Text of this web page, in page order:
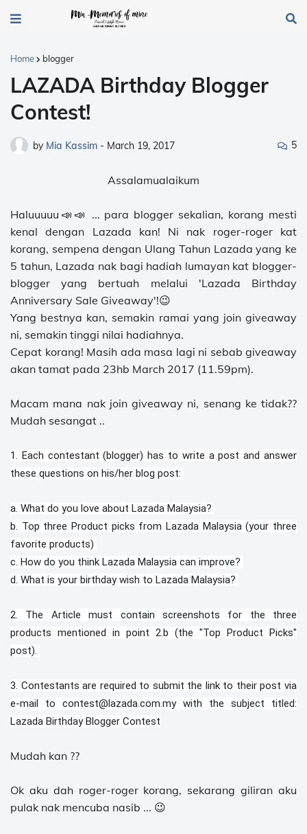
Home blogger
LAZADA Birthday Blogger
Contest!
by Mia Kassim - March 19, 2017 5
Assalamualaikum
Haluuuuu📣📣 ... para blogger sekalian, korang mesti
kenal dengan Lazada kan! Ni nak roger-roger kat
korang, sempena dengan Ulang Tahun Lazada yang ke
5 tahun, Lazada nak bagi hadiah lumayan kat blogger-
blogger yang bertuah melalui 'Lazada Birthday
Anniversary Sale Giveaway'!😉
Yang bestnya kan, semakin ramai yang join giveaway
ni, semakin tinggi nilai hadiahnya.
Cepat korang! Masih ada masa lagi ni sebab giveaway
akan tamat pada 23hb March 2017 (11.59pm).
Macam mana nak join giveaway ni, senang ke tidak??
Mudah sesangat ..
1. Each contestant (blogger) has to write a post and answer
these questions on his/her blog post:
a. What do you love about Lazada Malaysia?
b. Top three Product picks from Lazada Malaysia (your three
favorite products)
c. How do you think Lazada Malaysia can improve?
d. What is your birthday wish to Lazada Malaysia?
2. The Article must contain screenshots for the three
products mentioned in point 2.b (the "Top Product Picks"
post).
3. Contestants are required to submit the link to their post via
e-mail to contest@lazada.com.my with the subject titled:
Lazada Birthday Blogger Contest
Mudah kan ??
Ok aku dah roger-roger korang, sekarang giliran aku
pulak nak mencuba nasib ... 😉